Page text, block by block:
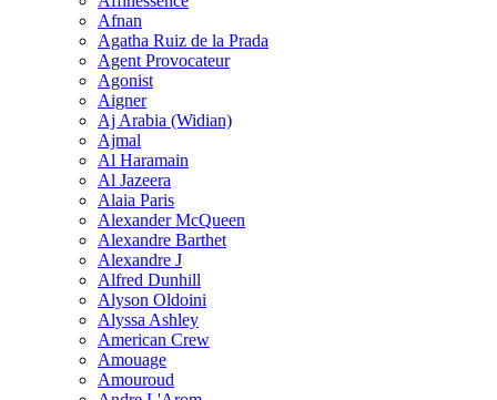
Afnan
Agatha Ruiz de la Prada
Agent Provocateur
Agonist
Aigner
Aj Arabia (Widian)
Ajmal
Al Haramain
Al Jazeera
Alaia Paris
Alexander McQueen
Alexandre Barthet
Alexandre J
Alfred Dunhill
Alyson Oldoini
Alyssa Ashley
American Crew
Amouage
Amouroud